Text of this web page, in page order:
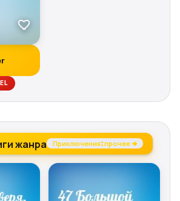
жанра Приключения: прочее →